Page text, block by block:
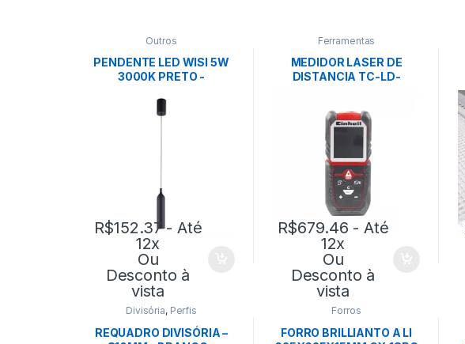
Outros
PENDENTE LED WISI 5W
3000K PRETO -
R$152.37- Até
12x
Ou
Desconto à
vista
Ferramentas
MEDIDOR LASER DE
DISTANCIA TC-LD-
R$679.46 - Até
12x
Ou
Desconto à
vista
Divisória, Perfis
REQUADRO DIVISÓRIA –
Forros
FORRO BRILLIANTO A LI